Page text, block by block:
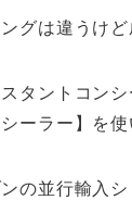
グは違うけど
スタントコン
ーラー】を
の並行輸入